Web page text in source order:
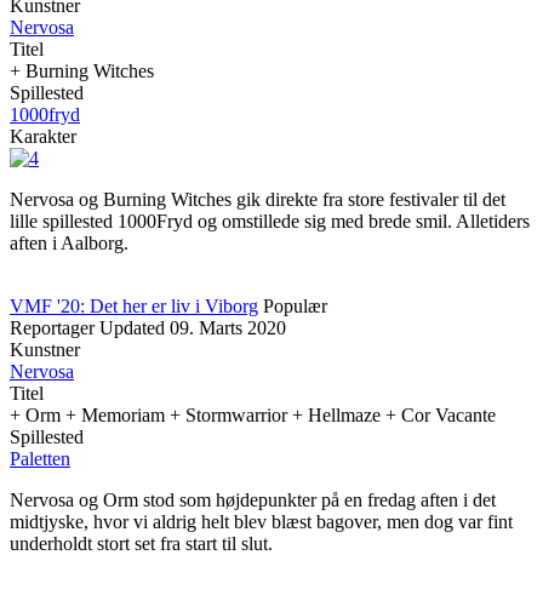
Kunstner
Nervosa
Titel
+ Burning Witches
Spillested
1000fryd
Karakter
Nervosa og Burning Witches gik direkte fra store festivaler til det
lille spillested 1000Fryd og omstillede sig med brede smil. Alletiders
aften i Aalborg.
VMF '20: Det her er liv i Viborg Populær
Reportager Updated 09. Marts 2020
Kunstner
Nervosa
Titel
+ Orm + Memoriam + Stormwarrior + Hellmaze + Cor Vacante
Spillested
Paletten
Nervosa og Orm stod som højdepunkter på en fredag aften i det
midtjyske, hvor vi aldrig helt blev blæst bagover, men dog var fint
underholdt stort set fra start til slut.